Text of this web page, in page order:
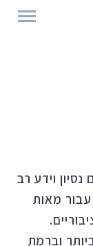
וידע רב
עבור מאות
וברמת